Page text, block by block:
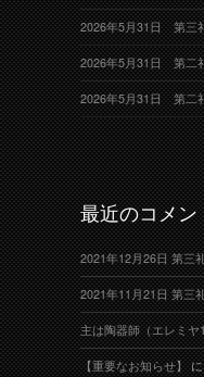
2026年5月31日 第三
2026年5月31日 第
2026年5月31日 第二
最近のコメン
2021年12月26日 第三
2021年11月21日 第三
主は陶器師（エレミヤ
【重要なお知らせ】